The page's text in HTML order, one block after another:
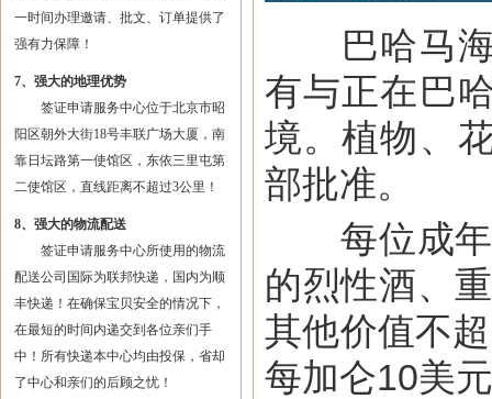
一时间办理邀请、批文、订单提供了
强有力保障！
7、强大的地理优势
签证申请服务中心位于北京市昭
阳区朝外大街18号丰联广场大厦，南
靠日坛路第一使馆区，东依三里屯第
二使馆区，直线距离不超过3公里！
8、强大的物流配送
签证申请服务中心所使用的物流
配送公司国际为联邦快递，国内为顺
丰快递！在确保宝贝安全的情况下，
在最短的时间内递交到各位亲们手
中！所有快递本中心均由投保，省却
了中心和亲们的后顾之忧！
巴哈马海
有与正在巴
境。植物、
部批准。
每位成年
的烈性酒、
其他价值不
每加仑10美